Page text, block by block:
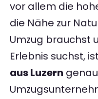
vor allem die
die Nähe zur
Umzug brauchst
Erlebnis suchst, ist
aus Luzern